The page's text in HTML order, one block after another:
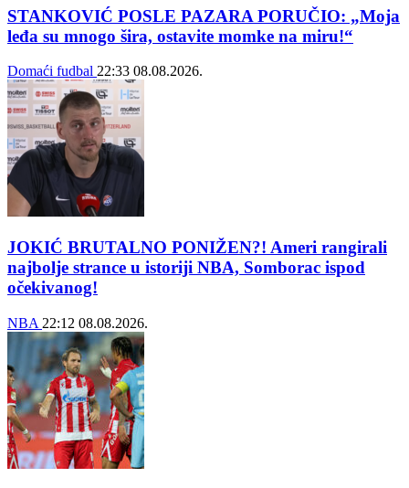
STANKOVIĆ POSLE PAZARA PORUČIO: „Moja
leđa su mnogo šira, ostavite momke na miru!“
Domaći fudbal 22:33 08.08.2026.
JOKIĆ BRUTALNO PONIŽEN?! Ameri rangirali
najbolje strance u istoriji NBA, Somborac ispod
očekivanog!
NBA 22:12 08.08.2026.